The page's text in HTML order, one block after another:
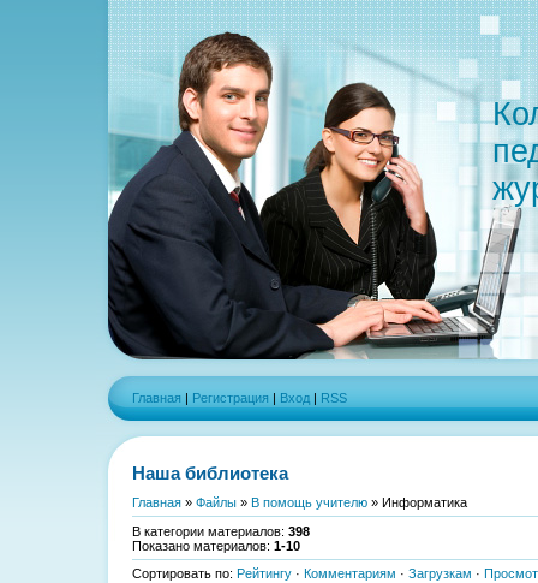
Главная | Регистрация | Вход | RSS
Наша библиотека
Главная » Файлы » В помощь учителю » Информатика
В категории материалов: 398
Показано материалов: 1-10
Сортировать по: Рейтингу · Комментариям · Загрузкам ·